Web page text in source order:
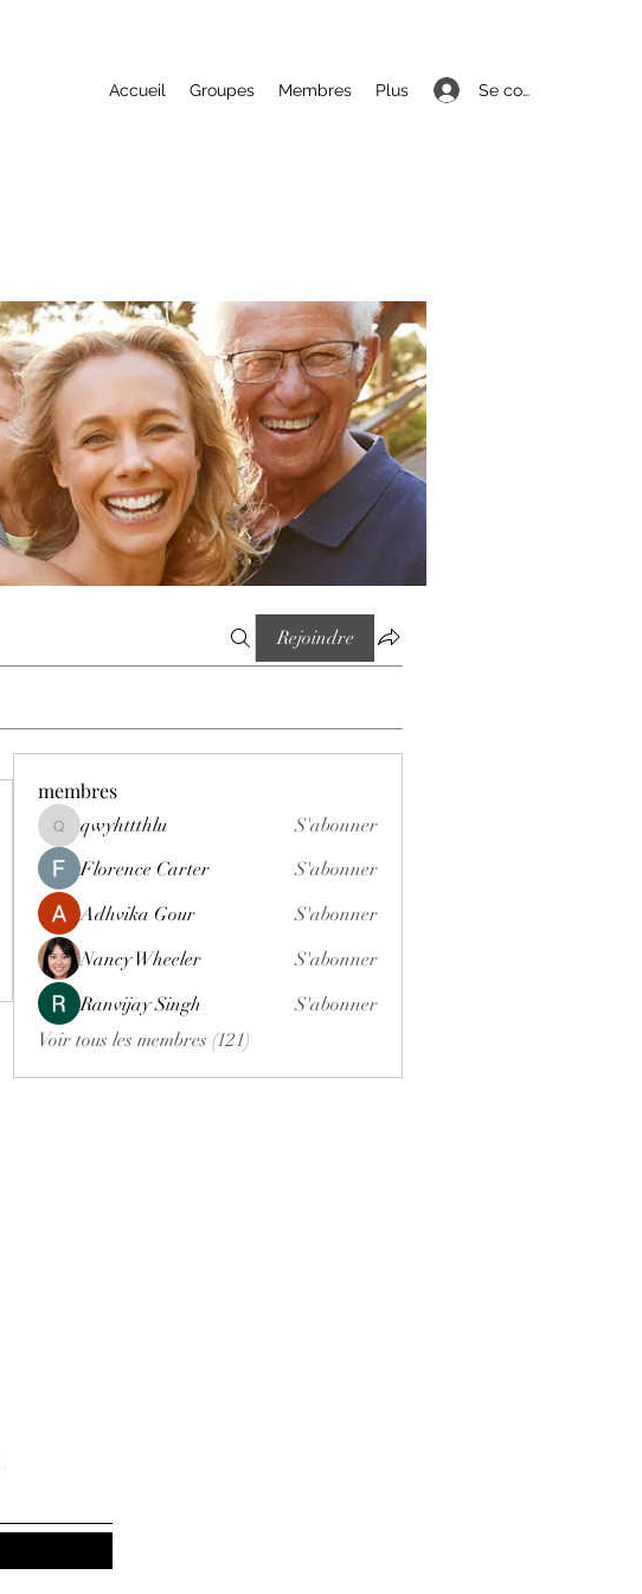
Accueil Groupes Membres Plus Se connecter
Rejoindre
membres
qwyhttthlu
qwyhttthlu
S'abonner
Florence Carter
S'abonner
Adhvika Gour
S'abonner
Nancy Wheeler
S'abonner
Ranvijay Singh
S'abonner
Voir tous les membres (121)